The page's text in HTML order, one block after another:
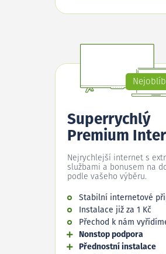
Superrychlý
Premium
Nejrychlejší internet s
službami a bonusem na
podle vašeho výběru.
Stabilní internetové
Instalace již za 1 Kč
Přechod k nám
Nonstop podpora
Přednostní instalace